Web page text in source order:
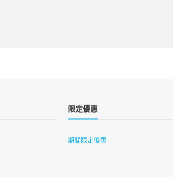
限定優惠
期間限定優惠